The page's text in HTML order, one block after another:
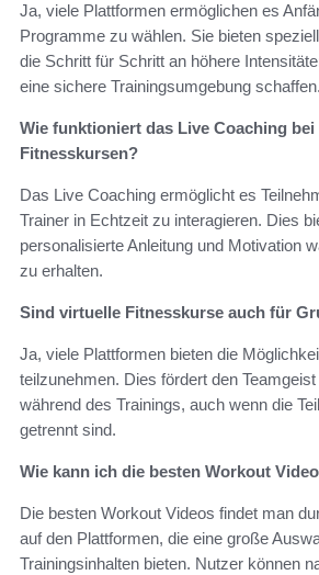
Ja, viele Plattformen ermöglichen es
Programme zu wählen. Sie bieten
die Schritt für Schritt an höhere
eine sichere Trainingsumgebung schaffen.
Wie funktioniert das Live Coaching bei
Fitnesskursen?
Das Live Coaching ermöglicht es
Trainer in Echtzeit zu interagieren. Dies
personalisierte Anleitung und Motivation
zu erhalten.
Sind virtuelle Fitnesskurse auch für
Ja, viele Plattformen bieten die
teilzunehmen. Dies fördert den
während des Trainings, auch wenn die
getrennt sind.
Wie kann ich die besten Workout
Die besten Workout Videos findet man
auf den Plattformen, die eine große
Trainingsinhalten bieten. Nutzer können